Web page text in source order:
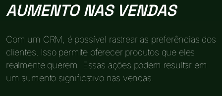
AUMENTO NAS VENDAS
Com um CRM, é possível rastrear as preferências dos
clientes. Isso permite oferecer produtos que eles
realmente querem. Essas ações podem resultar em
um aumento significativo nas vendas.